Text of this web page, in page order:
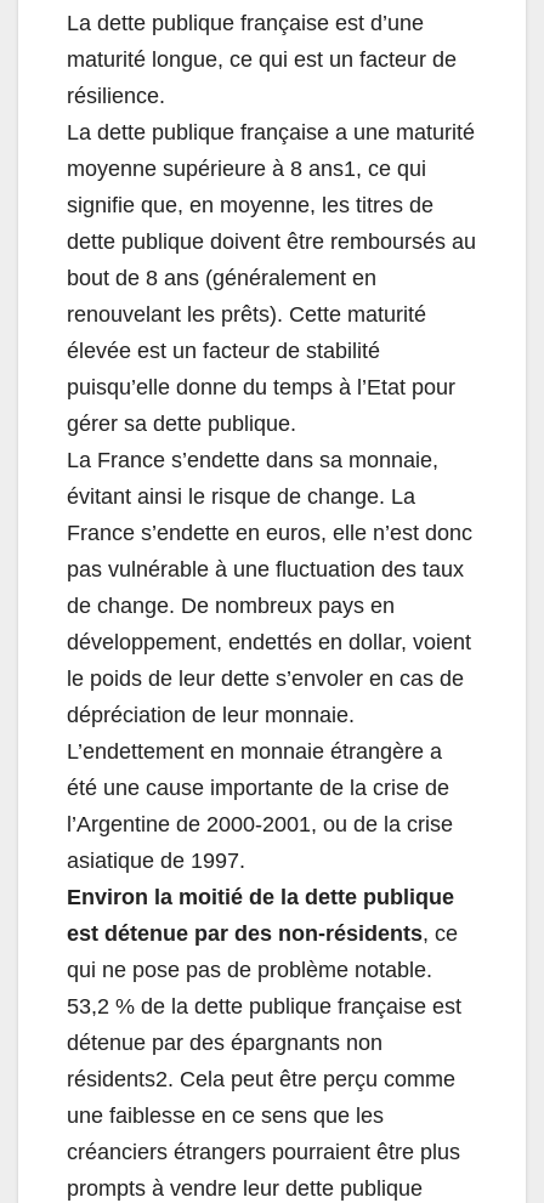
La dette publique française est d’une
maturité longue, ce qui est un facteur de
résilience.
La dette publique française a une maturité
moyenne supérieure à 8 ans1, ce qui
signifie que, en moyenne, les titres de
dette publique doivent être remboursés au
bout de 8 ans (généralement en
renouvelant les prêts). Cette maturité
élevée est un facteur de stabilité
puisqu’elle donne du temps à l’Etat pour
gérer sa dette publique.
La France s’endette dans sa monnaie,
évitant ainsi le risque de change. La
France s’endette en euros, elle n’est donc
pas vulnérable à une fluctuation des taux
de change. De nombreux pays en
développement, endettés en dollar, voient
le poids de leur dette s’envoler en cas de
dépréciation de leur monnaie.
L’endettement en monnaie étrangère a
été une cause importante de la crise de
l’Argentine de 2000-2001, ou de la crise
asiatique de 1997.
Environ la moitié de la dette publique
est détenue par des non-résidents, ce
qui ne pose pas de problème notable.
53,2 % de la dette publique française est
détenue par des épargnants non
résidents2. Cela peut être perçu comme
une faiblesse en ce sens que les
créanciers étrangers pourraient être plus
prompts à vendre leur dette publique